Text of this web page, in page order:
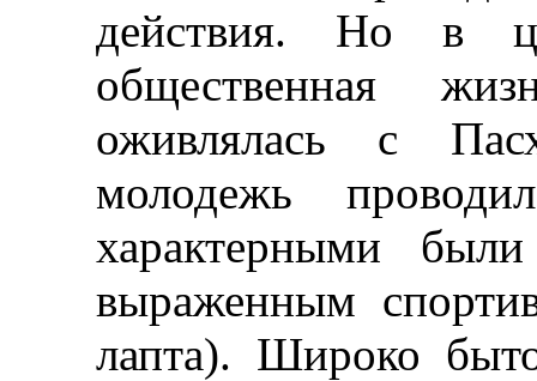
действия. Но в
общественная
оживлялась с
молодежь
характерными
выраженным
лапта). Широко